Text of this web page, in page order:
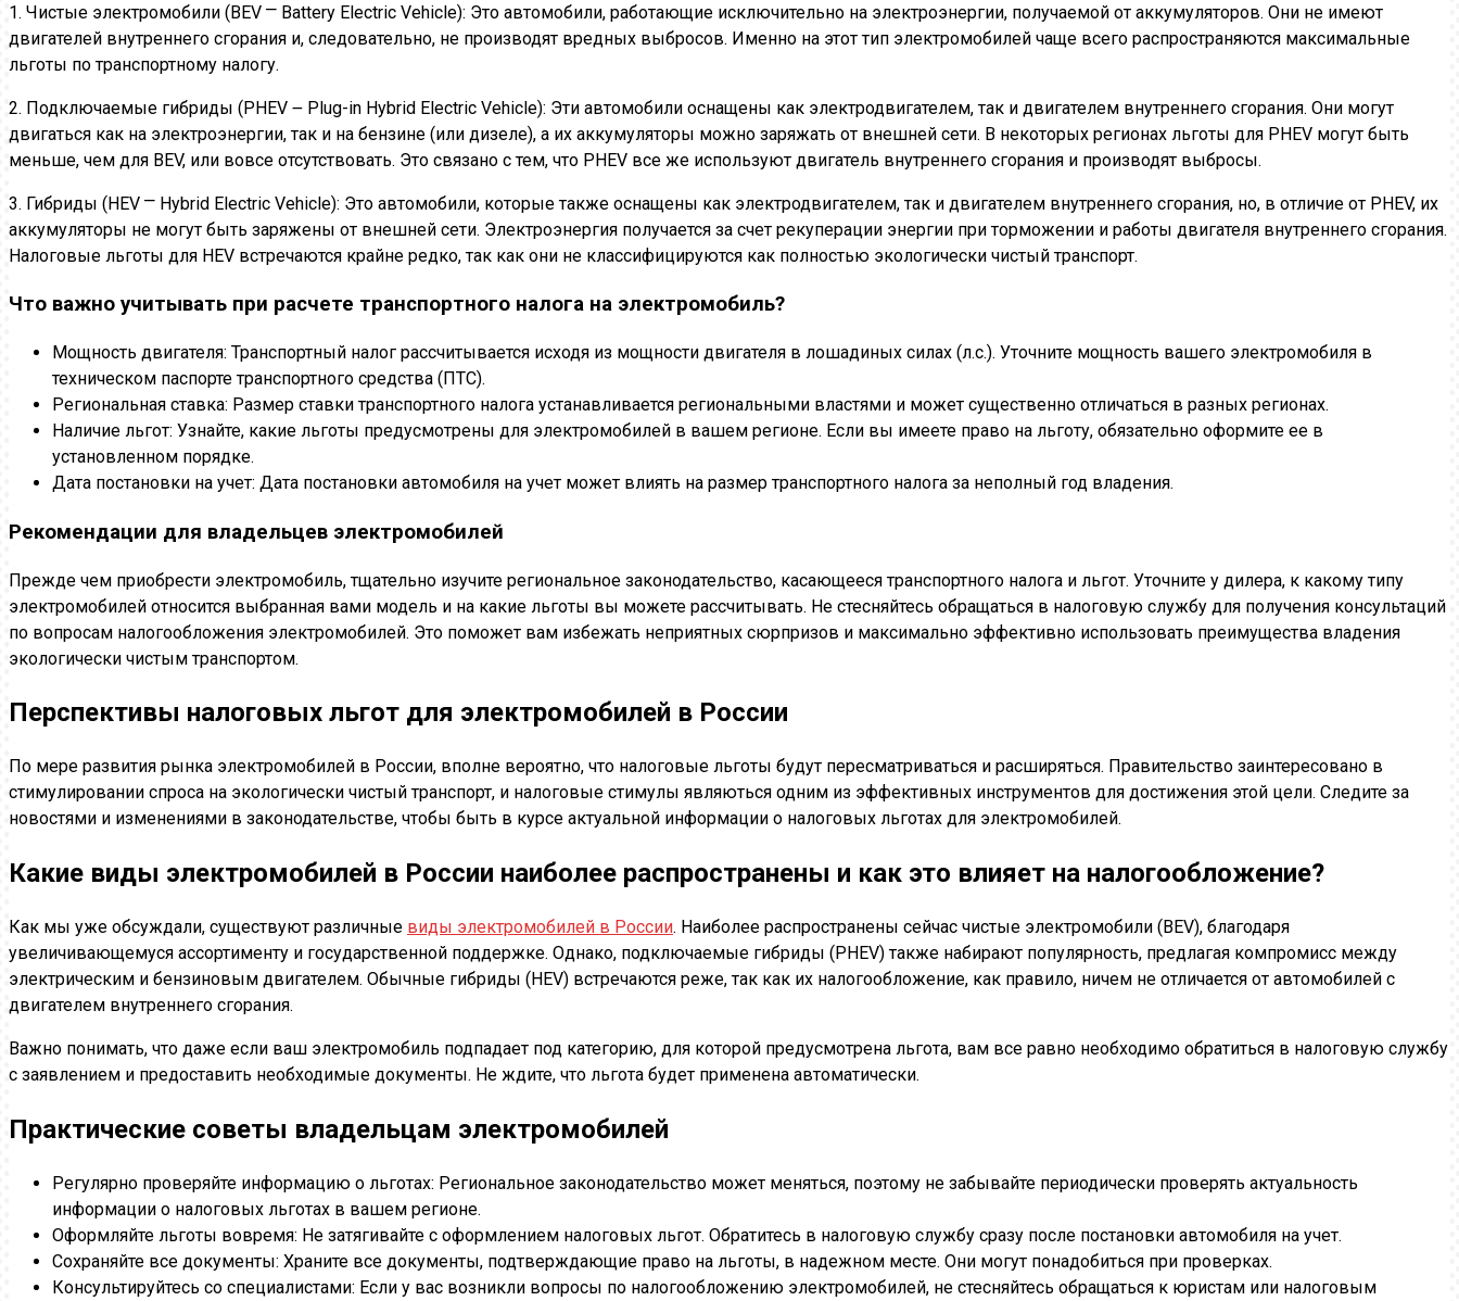
1. Чистые электромобили (BEV ⎻ Battery Electric Vehicle): Это автомобили, работающие исключительно на электроэнергии, получаемой от аккумуляторов. Они не имеют
двигателей внутреннего сгорания и, следовательно, не производят вредных выбросов. Именно на этот тип электромобилей чаще всего распространяются максимальные
льготы по транспортному налогу.
2. Подключаемые гибриды (PHEV ౼ Plug-in Hybrid Electric Vehicle): Эти автомобили оснащены как электродвигателем, так и двигателем внутреннего сгорания. Они могут
двигаться как на электроэнергии, так и на бензине (или дизеле), а их аккумуляторы можно заряжать от внешней сети. В некоторых регионах льготы для PHEV могут быть
меньше, чем для BEV, или вовсе отсутствовать. Это связано с тем, что PHEV все же используют двигатель внутреннего сгорания и производят выбросы.
3. Гибриды (HEV ⎻ Hybrid Electric Vehicle): Это автомобили, которые также оснащены как электродвигателем, так и двигателем внутреннего сгорания, но, в отличие от PHEV, их
аккумуляторы не могут быть заряжены от внешней сети. Электроэнергия получается за счет рекуперации энергии при торможении и работы двигателя внутреннего сгорания.
Налоговые льготы для HEV встречаются крайне редко, так как они не классифицируются как полностью экологически чистый транспорт.
Что важно учитывать при расчете транспортного налога на электромобиль?
Мощность двигателя: Транспортный налог рассчитывается исходя из мощности двигателя в лошадиных силах (л.с.). Уточните мощность вашего электромобиля в
техническом паспорте транспортного средства (ПТС).
Региональная ставка: Размер ставки транспортного налога устанавливается региональными властями и может существенно отличаться в разных регионах.
Наличие льгот: Узнайте, какие льготы предусмотрены для электромобилей в вашем регионе. Если вы имеете право на льготу, обязательно оформите ее в
установленном порядке.
Дата постановки на учет: Дата постановки автомобиля на учет может влиять на размер транспортного налога за неполный год владения.
Рекомендации для владельцев электромобилей
Прежде чем приобрести электромобиль, тщательно изучите региональное законодательство, касающееся транспортного налога и льгот. Уточните у дилера, к какому типу
электромобилей относится выбранная вами модель и на какие льготы вы можете рассчитывать. Не стесняйтесь обращаться в налоговую службу для получения консультаций
по вопросам налогообложения электромобилей. Это поможет вам избежать неприятных сюрпризов и максимально эффективно использовать преимущества владения
экологически чистым транспортом.
Перспективы налоговых льгот для электромобилей в России
По мере развития рынка электромобилей в России, вполне вероятно, что налоговые льготы будут пересматриваться и расширяться. Правительство заинтересовано в
стимулировании спроса на экологически чистый транспорт, и налоговые стимулы являються одним из эффективных инструментов для достижения этой цели. Следите за
новостями и изменениями в законодательстве, чтобы быть в курсе актуальной информации о налоговых льготах для электромобилей.
Какие виды электромобилей в России наиболее распространены и как это влияет на налогообложение?
Как мы уже обсуждали, существуют различные виды электромобилей в России. Наиболее распространены сейчас чистые электромобили (BEV), благодаря
увеличивающемуся ассортименту и государственной поддержке. Однако, подключаемые гибриды (PHEV) также набирают популярность, предлагая компромисс между
электрическим и бензиновым двигателем. Обычные гибриды (HEV) встречаются реже, так как их налогообложение, как правило, ничем не отличается от автомобилей с
двигателем внутреннего сгорания.
Важно понимать, что даже если ваш электромобиль подпадает под категорию, для которой предусмотрена льгота, вам все равно необходимо обратиться в налоговую службу
с заявлением и предоставить необходимые документы. Не ждите, что льгота будет применена автоматически.
Практические советы владельцам электромобилей
Регулярно проверяйте информацию о льготах: Региональное законодательство может меняться, поэтому не забывайте периодически проверять актуальность
информации о налоговых льготах в вашем регионе.
Оформляйте льготы вовремя: Не затягивайте с оформлением налоговых льгот. Обратитесь в налоговую службу сразу после постановки автомобиля на учет.
Сохраняйте все документы: Храните все документы, подтверждающие право на льготы, в надежном месте. Они могут понадобиться при проверках.
Консультируйтесь со специалистами: Если у вас возникли вопросы по налогообложению электромобилей, не стесняйтесь обращаться к юристам или налоговым